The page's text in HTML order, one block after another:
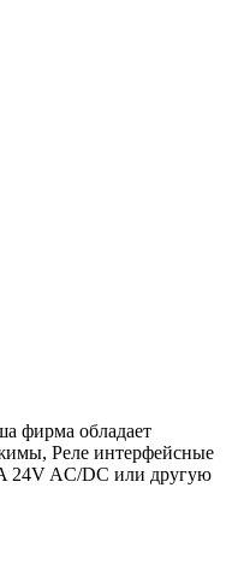
фирма обладает
Реле интерфейсные
24V AC/DC или другую